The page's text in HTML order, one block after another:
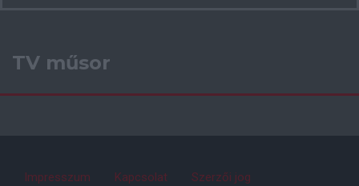
TV műsor
Impresszum Kapcsolat Szerzői jog